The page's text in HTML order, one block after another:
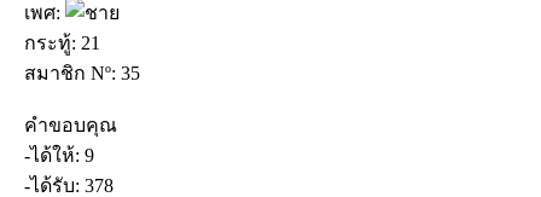
เพศ:
กระทู้: 21
สมาชิก Nº: 35
คำขอบคุณ
-ได้ให้: 9
-ได้รับ: 378